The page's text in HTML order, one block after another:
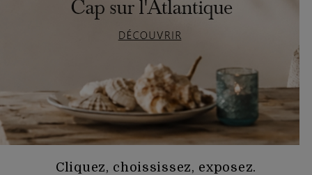
Cliquez, choississez, exposez.